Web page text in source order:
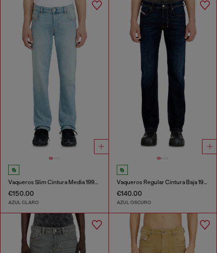
Vaqueros Slim Cintura Media 1993 D-Vyl
€150.00
AZUL CLARO
Vaqueros Regular Cintura Baja 1985 Larkee
€140.00
AZUL OSCURO